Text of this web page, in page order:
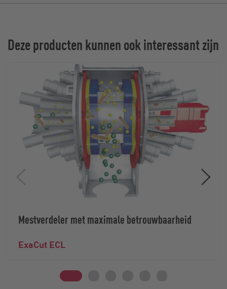
Deze producten kunnen ook interessant zijn
Mestverdeler met maximale betrouwbaarheid
ExaCut ECL